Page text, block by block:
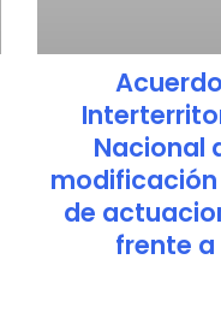
Nacional
de
frente a